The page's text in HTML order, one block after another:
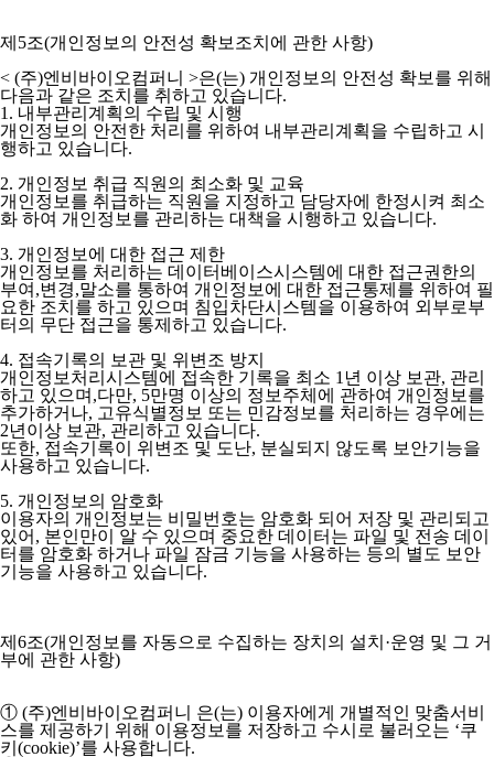
제5조(개인정보의 안전성 확보조치에 관한 사항)
< (주)엔비바이오컴퍼니 >은(는) 개인정보의 안전성 확보를 위해
다음과 같은 조치를 취하고 있습니다.
1. 내부관리계획의 수립 및 시행
개인정보의 안전한 처리를 위하여 내부관리계획을 수립하고 시
행하고 있습니다.
2. 개인정보 취급 직원의 최소화 및 교육
개인정보를 취급하는 직원을 지정하고 담당자에 한정시켜 최소
화 하여 개인정보를 관리하는 대책을 시행하고 있습니다.
3. 개인정보에 대한 접근 제한
개인정보를 처리하는 데이터베이스시스템에 대한 접근권한의
부여,변경,말소를 통하여 개인정보에 대한 접근통제를 위하여 필
요한 조치를 하고 있으며 침입차단시스템을 이용하여 외부로부
터의 무단 접근을 통제하고 있습니다.
4. 접속기록의 보관 및 위변조 방지
개인정보처리시스템에 접속한 기록을 최소 1년 이상 보관, 관리
하고 있으며,다만, 5만명 이상의 정보주체에 관하여 개인정보를
추가하거나, 고유식별정보 또는 민감정보를 처리하는 경우에는
2년이상 보관, 관리하고 있습니다.
또한, 접속기록이 위변조 및 도난, 분실되지 않도록 보안기능을
사용하고 있습니다.
5. 개인정보의 암호화
이용자의 개인정보는 비밀번호는 암호화 되어 저장 및 관리되고
있어, 본인만이 알 수 있으며 중요한 데이터는 파일 및 전송 데이
터를 암호화 하거나 파일 잠금 기능을 사용하는 등의 별도 보안
기능을 사용하고 있습니다.
제6조(개인정보를 자동으로 수집하는 장치의 설치·운영 및 그 거
부에 관한 사항)
① (주)엔비바이오컴퍼니 은(는) 이용자에게 개별적인 맞춤서비
스를 제공하기 위해 이용정보를 저장하고 수시로 불러오는 ‘쿠
키(cookie)’를 사용합니다.